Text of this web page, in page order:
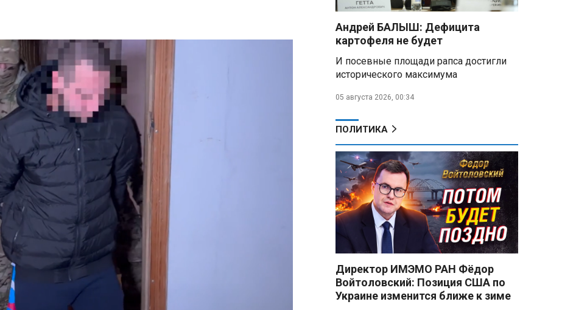
Андрей БАЛЫШ: Дефицита
картофеля не будет
И посевные площади рапса достигли
исторического максимума
05 августа 2026, 00:34
ПОЛИТИКА
Директор ИМЭМО РАН Фёдор
Войтоловский: Позиция США по
Украине изменится ближе к зиме